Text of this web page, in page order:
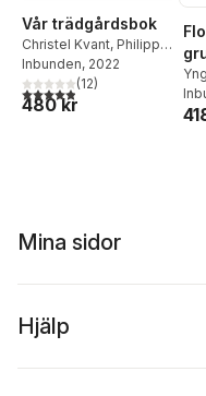
Vår trädgårdsbok
Christel Kvant, Philippe
Hässlekvist,Inger
Palmstierna
Gustavsson
Inbunden, 2022
4,9utav 5 stjärnor. Totalt
(12)
480 kr
Mina sidor
Hjälp